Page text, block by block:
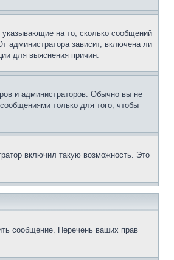
указывающие на то, сколько сообщений
администратора зависит, включена ли
для выяснения причин.
и администраторов. Обычно вы не
только для того, чтобы
включил такую возможность. Это
сообщение. Перечень ваших прав